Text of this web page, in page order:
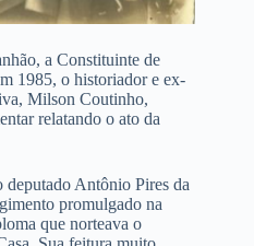
a Constituinte de
1985, o historiador e ex-
Milson Coutinho,
relatando o ato da
deputado Antônio Pires da
promulgado na
que norteava o